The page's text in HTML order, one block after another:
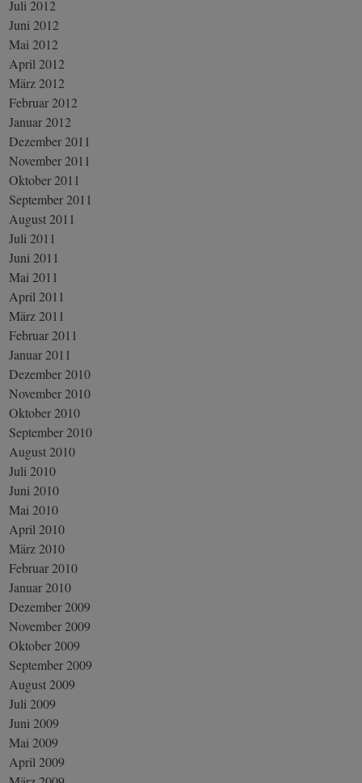
Juli 2012
Juni 2012
Mai 2012
April 2012
März 2012
Februar 2012
Januar 2012
Dezember 2011
November 2011
Oktober 2011
September 2011
August 2011
Juli 2011
Juni 2011
Mai 2011
April 2011
März 2011
Februar 2011
Januar 2011
Dezember 2010
November 2010
Oktober 2010
September 2010
August 2010
Juli 2010
Juni 2010
Mai 2010
April 2010
März 2010
Februar 2010
Januar 2010
Dezember 2009
November 2009
Oktober 2009
September 2009
August 2009
Juli 2009
Juni 2009
Mai 2009
April 2009